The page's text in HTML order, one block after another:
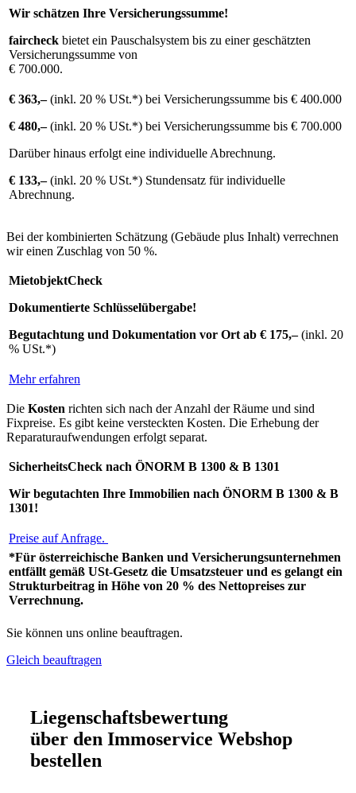
Wir schätzen Ihre Versicherungssumme!
faircheck bietet ein Pauschalsystem bis zu einer geschätzten
Versicherungssumme von
€ 700.000.
€ 363,–(inkl. 20 % USt.*) bei Versicherungssumme bis € 400.000
€ 480,–(inkl. 20 % USt.*) bei Versicherungssumme bis € 700.000
Darüber hinaus erfolgt eine individuelle Abrechnung.
€ 133,–(inkl. 20 % USt.*) Stundensatz für individuelle
Abrechnung.
Bei der kombinierten Schätzung (Gebäude plus Inhalt) verrechnen
wir einen Zuschlag von 50 %.
MietobjektCheck
Dokumentierte Schlüsselübergabe!
Begutachtung und Dokumentation vor Ort ab € 175,–(inkl. 20
% USt.*)
Mehr erfahren
Die Kosten richten sich nach der Anzahl der Räume und sind
Fixpreise. Es gibt keine versteckten Kosten. Die Erhebung der
Reparaturaufwendungen erfolgt separat.
SicherheitsCheck nach ÖNORM B 1300 & B 1301
Wir begutachten Ihre Immobilien nach ÖNORM B 1300 & B
1301!
Preise auf Anfrage.
*Für österreichische Banken und Versicherungsunternehmen
entfällt gemäß USt-Gesetz die Umsatzsteuer und es gelangt ein
Strukturbeitrag in Höhe von 20 % des Nettopreises zur
Verrechnung.
Sie können uns online beauftragen.
Gleich beauftragen
Liegenschaftsbewertung
über den Immoservice Webshop
bestellen